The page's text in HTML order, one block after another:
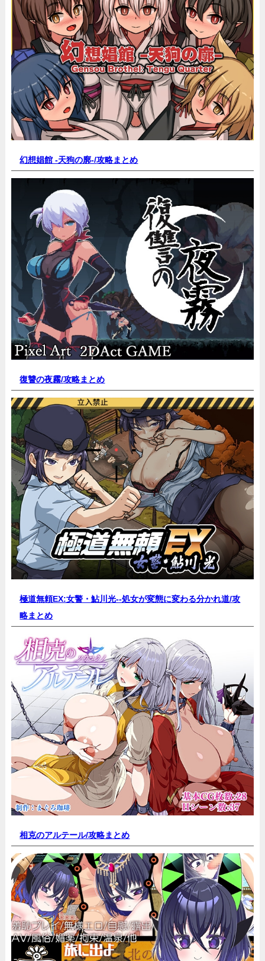
幻想娼館 -天狗の廓-/攻略まとめ
復讐の夜霧/攻略まとめ
極道無頼EX:女警・鮎川光--処女が変態に変わる分かれ道/攻
略まとめ
相克のアルテール/攻略まとめ